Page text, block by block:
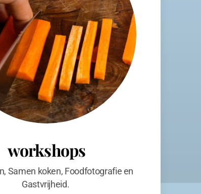
workshops
Samen koken, Foodfotografie en
Gastvrijheid.